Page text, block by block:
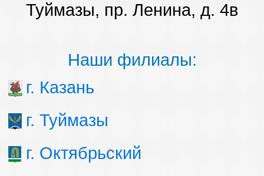
Туймазы, пр. Ленина, д. 4в
Наши филиалы:
г. Казань
г. Туймазы
г. Октябрьский